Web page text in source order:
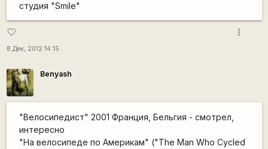
студия "Smilе"
favorite_border
8 Дек, 2012 14:15
more_vert
Benyash
"Велосипедист" 2001 Франция, Бельгия - смотрел,
интересно
"На велосипеде по Америкам" ("The Man Who Cycled